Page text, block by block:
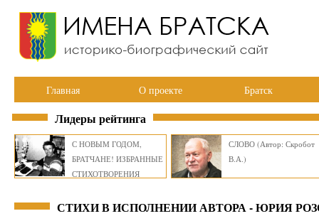
Главная О проекте Братск
Лидеры рейтинга
С НОВЫМ ГОДОМ,
БРАТЧАНЕ! ИЗБРАННЫЕ
СТИХОТВОРЕНИЯ
СЛОВО (Автор: Скробот
В.А.)
СТИХИ В ИСПОЛНЕНИИ АВТОРА - ЮРИЯ